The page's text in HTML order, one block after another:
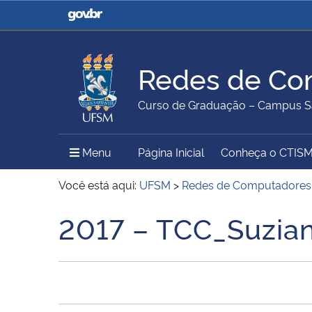
Casa Civil
Ministério da Justiça e
Ministério da Agricultura,
Pecuária e Abastecimento
Ministério da Educação
Ministério do Meio Ambiente Ministério do Turismo
Secretaria de Governo
Gabinete de Segurança
Redes de
Curso de Graduação – Campus
Menu Menu Principal do Sítio
Página Inicial Conheça o CTISM
Você está aqui: UFSM > Redes de Computadores
Início do conteúdo
2017 –